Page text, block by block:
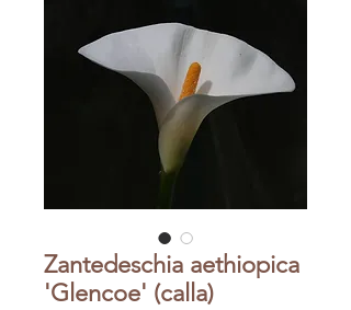
Zantedeschia aethiopica
'Glencoe' (calla)